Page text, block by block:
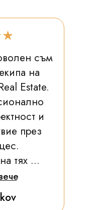
съм
на
Estate.
и
през
тях ...